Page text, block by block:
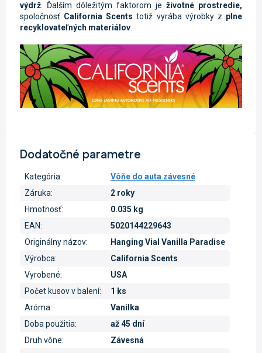
výdrž. Ďalším dôležitým faktorom je životné prostredie,
spoločnosť California Scents totiž vyrába výrobky z plne
recyklovateľných materiálov.
Dodatočné parametre
Kategória:
Vôňe do auta závesné
Záruka:
2 roky
Hmotnosť:
0.035 kg
EAN:
5020144229643
Originálny názov:
Hanging Vial Vanilla Paradise
Výrobca:
California Scents
Vyrobené:
USA
Počet kusov v balení:
1 ks
Aróma:
Vanilka
Doba použitia:
až 45 dní
Druh vône:
Závesná